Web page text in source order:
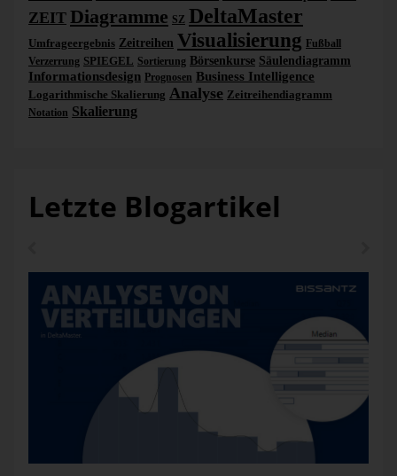
ZEIT Diagramme SZ DeltaMaster
Umfrageergebnis Zeitreihen Visualisierung Fußball
Verzerrung SPIEGEL Sortierung Börsenkurse Säulendiagramm
Informationsdesign Prognosen Business Intelligence
Logarithmische Skalierung Analyse Zeitreihendiagramm
Notation Skalierung
Letzte Blogartikel